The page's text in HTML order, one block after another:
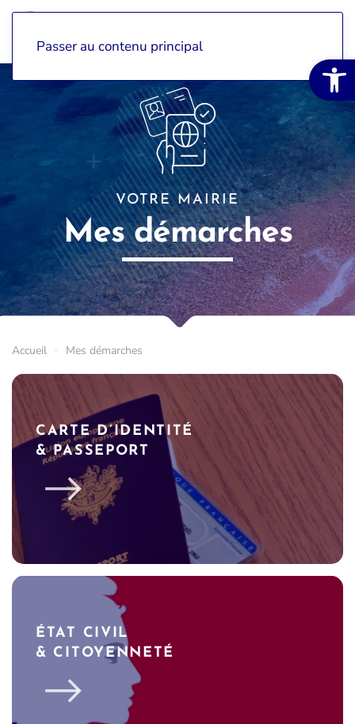
Ouvrir
Passer au contenu principal
VOTRE MAIRIE
Mes démarches
Accueil Mes démarches
CARTE D’IDENTITÉ
& PASSEPORT
ÉTAT CIVIL
& CITOYENNETÉ